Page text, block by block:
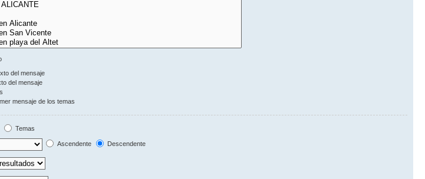
del mensaje
del mensaje
mensaje de los temas
Temas
Ascendente Descendente